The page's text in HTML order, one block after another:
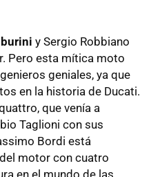
y Sergio Robbiano
Pero esta mítica moto
geniales, ya que
en la historia de Ducati.
que venía a
Taglioni con sus
Bordi está
motor con cuatro
en el mundo de las